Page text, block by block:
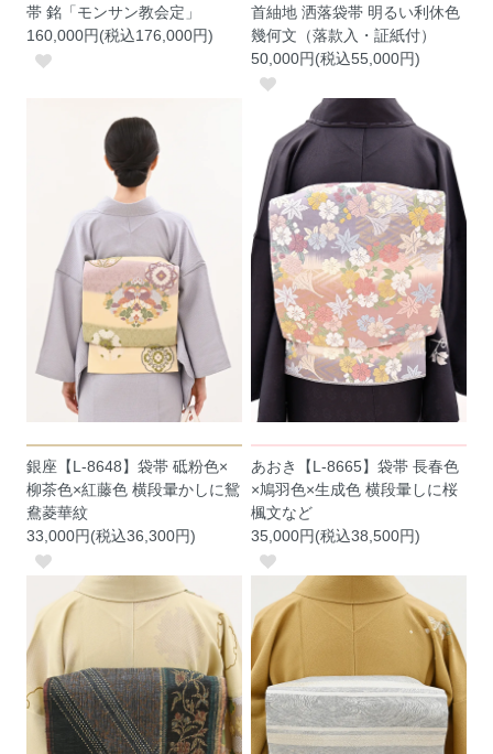
帯 銘「モンサン教会定」
160,000円(税込176,000円)
首紬地 洒落袋帯 明るい利休色
幾何文（落款入・証紙付）
50,000円(税込55,000円)
銀座【L-8648】袋帯 砥粉色×
柳茶色×紅藤色 横段暈かしに鴛
鴦菱華紋
33,000円(税込36,300円)
あおき【L-8665】袋帯 長春色
×鳩羽色×生成色 横段暈しに桜
楓文など
35,000円(税込38,500円)